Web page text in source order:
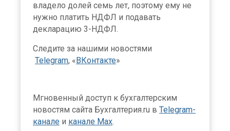
владело долей семь лет, поэтому ему не
нужно платить НДФЛ и подавать
декларацию 3-НДФЛ.
Следите за нашими новостями
Telegram, « ВКонтакте»
Мгновенный доступ к бухгалтерским
новостям сайта Бухгалтерия.ru в Telegram-
канале и канале Max.